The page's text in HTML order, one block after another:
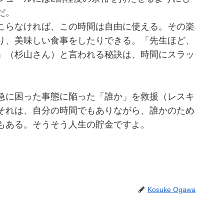
なければ、この時間は自由に使える。その楽
美味しい食事をしたりできる。「先生ほど、
杉山さん）と言われる秘訣は、時間にスラッ
困った事態に陥った「誰か」を救援（レスキ
は、自分の時間でもありながら、誰かのため
る。そうそう人生の貯金ですよ。
Kosuke Ogawa